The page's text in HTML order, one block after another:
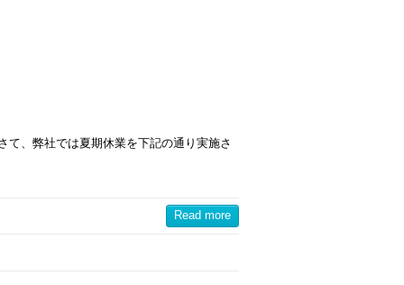
、弊社では夏期休業を下記の通り実施さ
Read more